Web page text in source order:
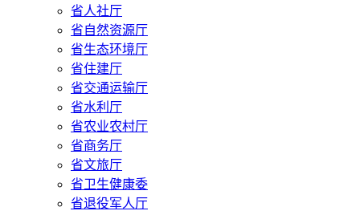
省人社厅
省自然资源厅
省生态环境厅
省住建厅
省交通运输厅
省水利厅
省农业农村厅
省商务厅
省文旅厅
省卫生健康委
省退役军人厅